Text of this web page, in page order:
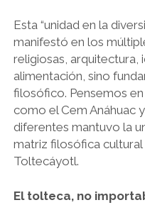
Esta “unidad en la
manifestó en los
religiosas, arquitectura,
alimentación, sino
filosófico. Pensemos
como el Cem Anáhuac
diferentes mantuvo la
matriz filosófica
Toltecáyotl.
El tolteca, no